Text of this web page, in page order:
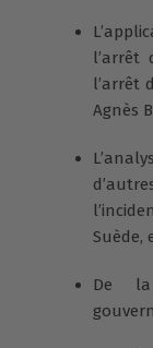
l’arrêt
l’arrêt
Agnès
Suède,
De